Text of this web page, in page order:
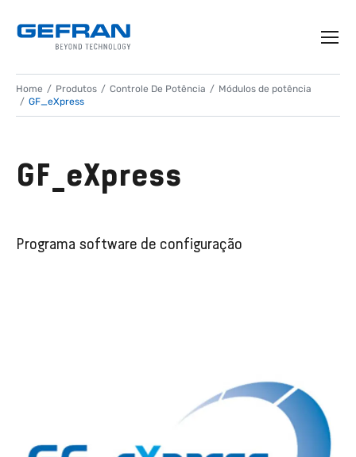
Home Produtos Controle De Potência
Módulos de potência
GF_eXpress
GF_eXpress
Programa software de configuração